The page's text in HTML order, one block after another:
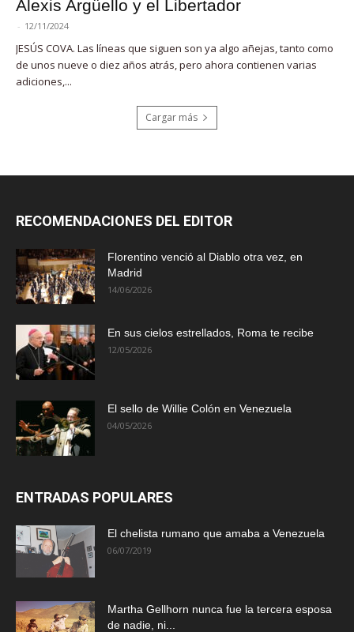
Alexis Argüello y el Libertador
- 12/11/2024
JESÚS COVA. Las líneas que siguen son ya algo añejas, tanto como
de unos nueve o diez años atrás, pero ahora contienen varias
adiciones,...
Cargar más
RECOMENDACIONES DEL EDITOR
Florentino venció al Diablo otra vez, en
Madrid
14/06/2026
En sus cielos estrellados, Roma te recibe
12/05/2026
El sello de Willie Colón en Venezuela
04/05/2026
ENTRADAS POPULARES
El chelista rumano que amaba a Venezuela
06/07/2019
Martha Gellhorn nunca fue la tercera esposa
de nadie, ni...